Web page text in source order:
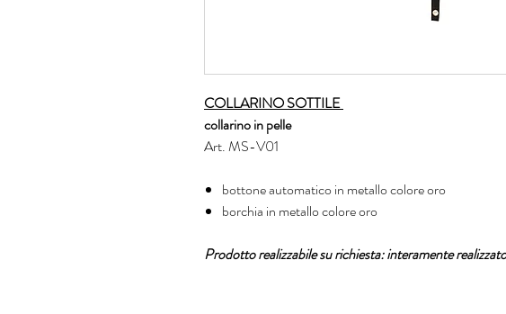
COLLARINO SOTTILE
collarino in pelle
Art. MS-V01
bottone automatico in metallo colore oro
borchia in metallo colore oro
Prodotto realizzabile su richiesta: interamente